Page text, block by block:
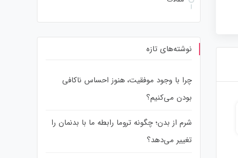
روابط شما را خراب کند؟ بررسی تفاوت‌های
بلوغ روانی در روابط و راهکارهای درمانی
از زبان دکتر فهیمه رضایی
نوشته‌های تازه
چرا با وجود موفقیت، هنوز احساس ناکافی
بودن می‌کنیم؟
شرم از بدن؛ چگونه تروما رابطه ما با بدنمان را
تغییر می‌دهد؟